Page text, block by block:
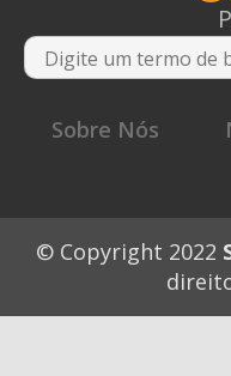
Sobre Nós
© Copyright 2022